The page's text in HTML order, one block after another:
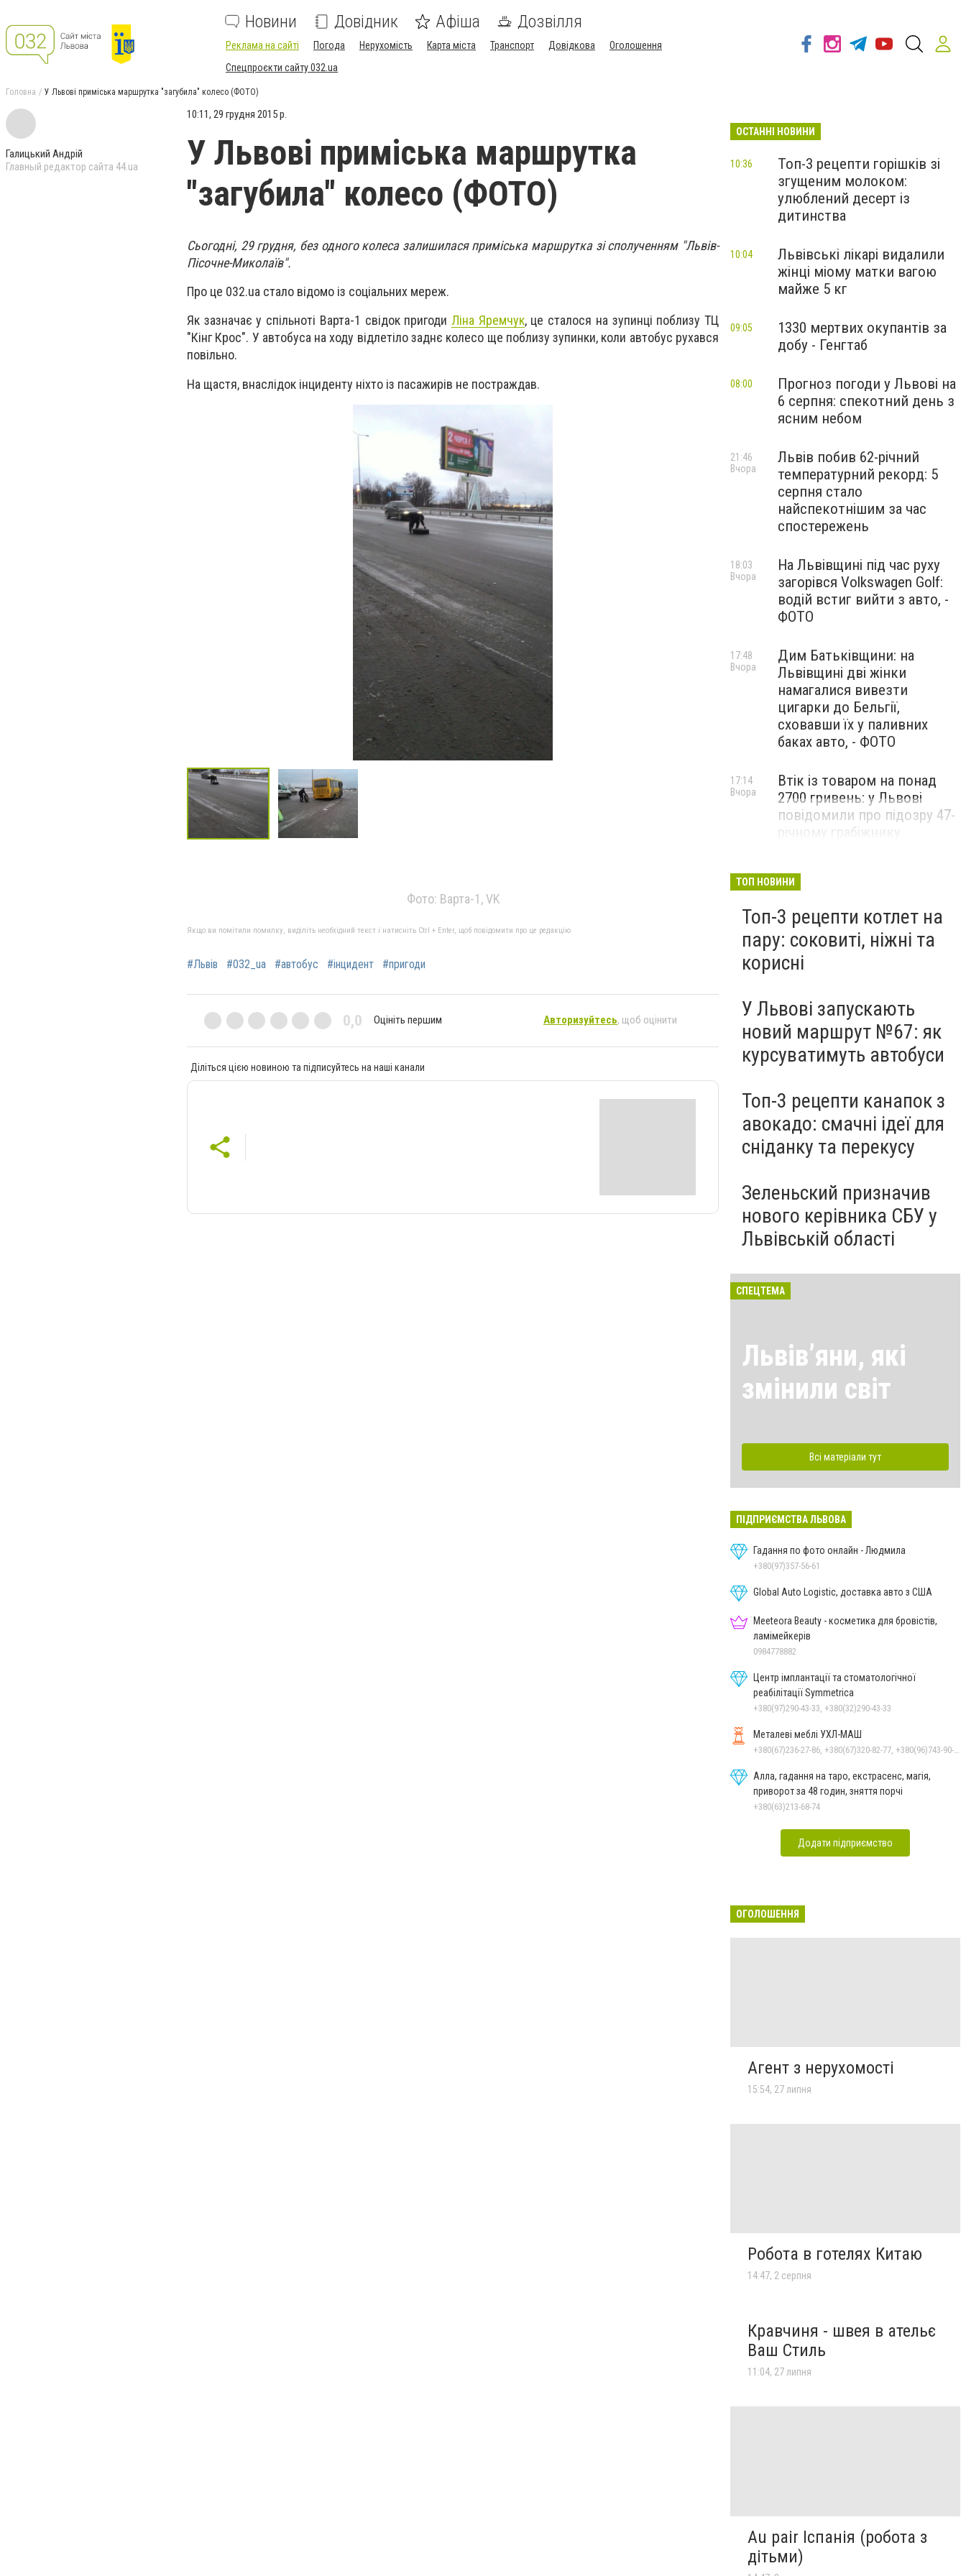
Новини Довідник Афіша Дозвілля
Реклама на сайті Погода Нерухомість Карта міста Транспорт Довідкова
Оголошення
Спецпроєкти сайту 032.ua
Головна У Львові приміська маршрутка "загубила" колесо (ФОТО)
Галицький Андрій
Главный редактор сайта 44.ua
10:11, 29 грудня 2015 р.
У Львові приміська маршрутка
"загубила" колесо (ФОТО)
Сьогодні, 29 грудня, без одного колеса залишилася приміська маршрутка зі сполученням "Львів-
Пісочне-Миколаїв".
Про це 032.ua стало відомо із соціальних мереж.
Як зазначає у спільноті Варта-1 свідок пригоди Ліна Яремчук, це сталося на зупинці поблизу ТЦ
"Кінг Крос". У автобуса на ходу відлетіло заднє колесо ще поблизу зупинки, коли автобус рухався
повільно.
На щастя, внаслідок інциденту ніхто із пасажирів не постраждав.
У Львові приміська маршрутка
Фото: Варта-1, VK
Якщо ви помітили помилку, виділіть необхідний текст і натисніть Ctrl + Enter, щоб повідомити про це редакцію
#Львів #032_ua #автобус #інцидент #пригоди
0,0 Оцініть першим Авторизуйтесь, щоб оцінити
Діліться цією новиною та підписуйтесь на наші канали
ОСТАННІ НОВИНИ
Топ-3 рецепти горішків зі
згущеним молоком:
улюблений десерт із
дитинства
10:36
Львівські лікарі видалили
жінці міому матки вагою
майже 5 кг
10:04
1330 мертвих окупантів за
добу - Генгтаб
09:05
Прогноз погоди у Львові на
6 серпня: спекотний день з
ясним небом
08:00
Львів побив 62-річний
температурний рекорд: 5
серпня стало
найспекотнішим за час
спостережень
21:46
Вчора
На Львівщині під час руху
загорівся Volkswagen Golf:
водій встиг вийти з авто, -
ФОТО
18:03
Вчора
Дим Батьківщини: на
Львівщині дві жінки
намагалися вивезти
цигарки до Бельгії,
сховавши їх у паливних
баках авто, - ФОТО
17:48
Вчора
Втік із товаром на понад
2700 гривень: у Львові
повідомили про підозру 47-
річному грабіжнику
17:14
Вчора
ТОП НОВИНИ
Топ-3 рецепти котлет на
пару: соковиті, ніжні та
корисні
У Львові запускають
новий маршрут №67: як
курсуватимуть автобуси
Топ-3 рецепти канапок з
авокадо: смачні ідеї для
сніданку та перекусу
Зеленьский призначив
нового керівника СБУ у
Львівській області
СПЕЦТЕМА
Львівʼяни, які
змінили світ
Всі матеріали тут
ПІДПРИЄМСТВА ЛЬВОВА
Гадання по фото онлайн - Людмила
+380(97)357-56-61
Global Auto Logistic, доставка авто з США
Meeteora Beauty - косметика для бровістів,
ламімейкерів
0984778882
Центр імплантації та стоматологічної
реабілітації Symmetrica
+380(97)290-43-33, +380(32)290-43-33
Металеві меблі УХЛ-МАШ
Алла, гадання на таро, екстрасенс, магія,
приворот за 48 годин, зняття порчі
+380(63)213-68-74
Додати підприємство
ОГОЛОШЕННЯ
Агент з нерухомості
15:54, 27 липня
Робота в готелях Китаю
14:47, 2 серпня
Кравчиня - швея в ательє
Ваш Стиль
11:04, 27 липня
Au pair Іспанія (робота з
дітьми)